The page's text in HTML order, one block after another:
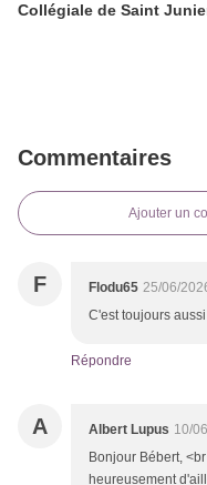
Collégiale de Saint
Commentaires
Ajouter un
F Flodu65 25/06/
C'est toujours
Répondre
A Albert Lupus 10/
Bonjour Bébert,
heureusement